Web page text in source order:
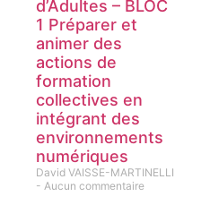
d’Adultes – BLOC
1 Préparer et
animer des
actions de
formation
collectives en
intégrant des
environnements
numériques
David VAISSE-MARTINELLI
Aucun commentaire